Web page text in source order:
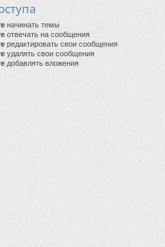
начинать темы
отвечать на сообщения
редактировать свои сообщения
удалять свои сообщения
добавлять вложения